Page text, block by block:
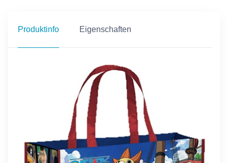
Produktinfo Eigenschaften